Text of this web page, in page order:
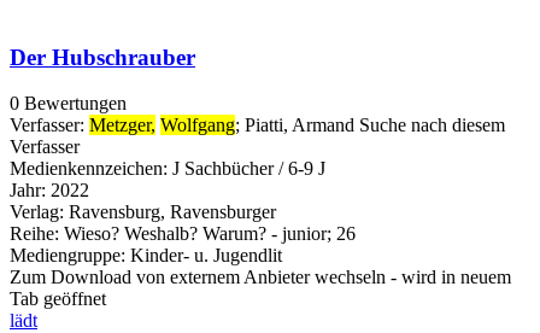
Der Hubschrauber
0 Bewertungen
Verfasser: Metzger, Wolfgang; Piatti, Armand Suche nach diesem
Verfasser
Medienkennzeichen: J Sachbücher / 6-9 J
Jahr: 2022
Verlag: Ravensburg, Ravensburger
Reihe: Wieso? Weshalb? Warum? - junior; 26
Mediengruppe: Kinder- u. Jugendlit
Zum Download von externem Anbieter wechseln - wird in neuem
Tab geöffnet
lädt